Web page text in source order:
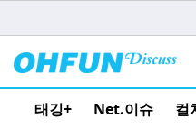
태깅+ Net.이슈 컬